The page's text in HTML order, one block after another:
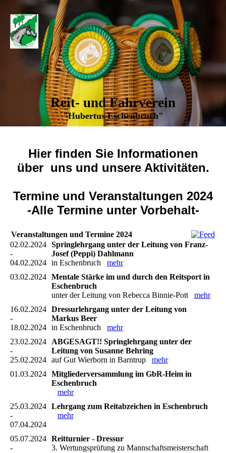
Reit- und Fahrverein
"Hubertus Eschenbruch"
Hier finden Sie Informationen
über uns und unsere Aktivitäten.
Termine und Veranstaltungen 2024
-Alle Termine unter Vorbehalt-
Veranstaltungen und Termine 2024
02.02.2024
-
04.02.2024
Springlehrgang unter der Leitung von Franz-
Josef (Peppi) Dahlmann
in Eschenbruch mehr
03.02.2024 Mentale Stärke im und durch den Reitsport in
Eschenbruch
unter der Leitung von Rebecca Binnie-Pott mehr
16.02.2024
-
18.02.2024
Dressurlehrgang unter der Leitung von
Markus Beer
in Eschenbruch mehr
23.02.2024
-
25.02.2024
ABGESAGT!! Springlehrgang unter der
Leitung von Susanne Behring
auf Gut Wierborn in Barntrup mehr
01.03.2024 Mitgliederversammlung im GbR-Heim in
Eschenbruch
mehr
25.03.2024
-
07.04.2024
Lehrgang zum Reitabzeichen in Eschenbruch
mehr
05.07.2024
-
Reitturnier - Dressur
3. Wertungsprüfung zu Mannschaftsmeisterschaft